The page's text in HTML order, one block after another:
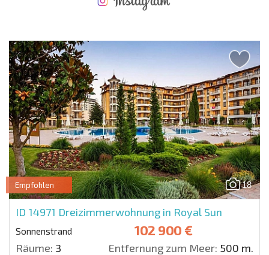
18
Empfohlen
ID 14971 Dreizimmerwohnung in Royal Sun
Sonnenstrand 102 900 €
Räume: 3 Entfernung zum Meer: 500 m.